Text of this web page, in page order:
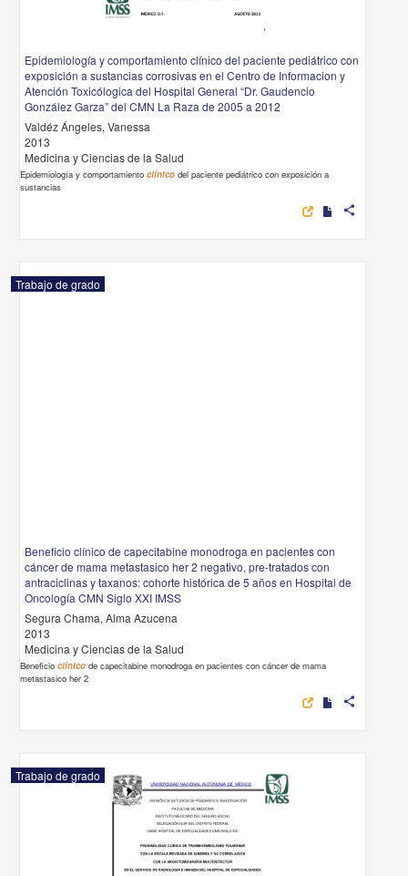
Epidemiología y comportamiento clínico del paciente pediátrico con
exposición a sustancias corrosivas en el Centro de Informacion y
Atención Toxicólogica del Hospital General “Dr. Gaudencio
González Garza” del CMN La Raza de 2005 a 2012
Valdéz Ángeles, Vanessa
2013
Medicina y Ciencias de la Salud
Epidemiología y comportamientoclínico del paciente pediátrico con exposición a
sustancias
share
Trabajo de grado
Beneficio clínico de capecitabine monodroga en pacientes con
cáncer de mama metastasico her 2 negativo, pre-tratados con
antraciclinas y taxanos: cohorte histórica de 5 años en Hospital de
Oncología CMN Siglo XXI IMSS
Segura Chama, Alma Azucena
2013
Medicina y Ciencias de la Salud
Beneficioclínico de capecitabine monodroga en pacientes con cáncer de mama
metastasico her 2
share
Trabajo de grado